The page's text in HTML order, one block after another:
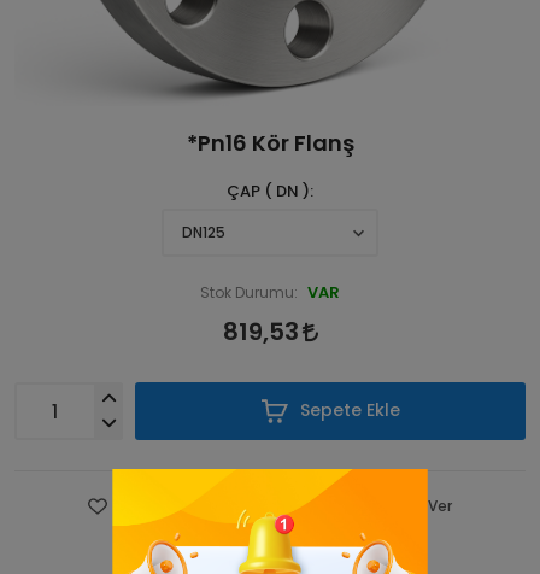
*Pn16 Kör Flanş
ÇAP ( DN )
Stok Durumu: VAR
819,53
Sepete Ekle
Fiyatı Düşünce Haber Ver
Ürün Kodu: SİRFLŞP16 000321-ANA ÜRN